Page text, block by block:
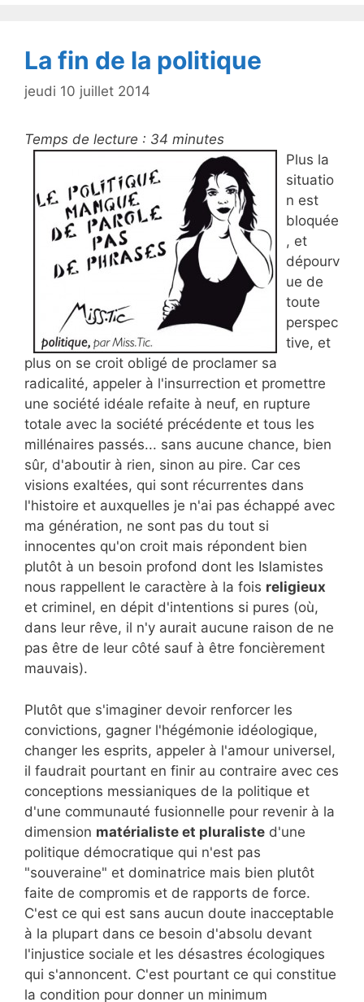
La fin de la politique
jeudi 10 juillet 2014
Temps de lecture : 34 minutes
Plus la
situatio
n est
bloquée
, et
dépourv
ue de
toute
perspec
tive, et
plus on se croit obligé de proclamer sa
radicalité, appeler à l'insurrection et promettre
une société idéale refaite à neuf, en rupture
totale avec la société précédente et tous les
millénaires passés... sans aucune chance, bien
sûr, d'aboutir à rien, sinon au pire. Car ces
visions exaltées, qui sont récurrentes dans
l'histoire et auxquelles je n'ai pas échappé avec
ma génération, ne sont pas du tout si
innocentes qu'on croit mais répondent bien
plutôt à un besoin profond dont les Islamistes
nous rappellent le caractère à la fois religieux
et criminel, en dépit d'intentions si pures (où,
dans leur rêve, il n'y aurait aucune raison de ne
pas être de leur côté sauf à être foncièrement
mauvais).
Plutôt que s'imaginer devoir renforcer les
convictions, gagner l'hégémonie idéologique,
changer les esprits, appeler à l'amour universel,
il faudrait pourtant en finir au contraire avec ces
conceptions messianiques de la politique et
d'une communauté fusionnelle pour revenir à la
dimension matérialiste et pluraliste d'une
politique démocratique qui n'est pas
"souveraine" et dominatrice mais bien plutôt
faite de compromis et de rapports de force.
C'est ce qui est sans aucun doute inacceptable
à la plupart dans ce besoin d'absolu devant
l'injustice sociale et les désastres écologiques
qui s'annoncent. C'est pourtant ce qui constitue
la condition pour donner un minimum